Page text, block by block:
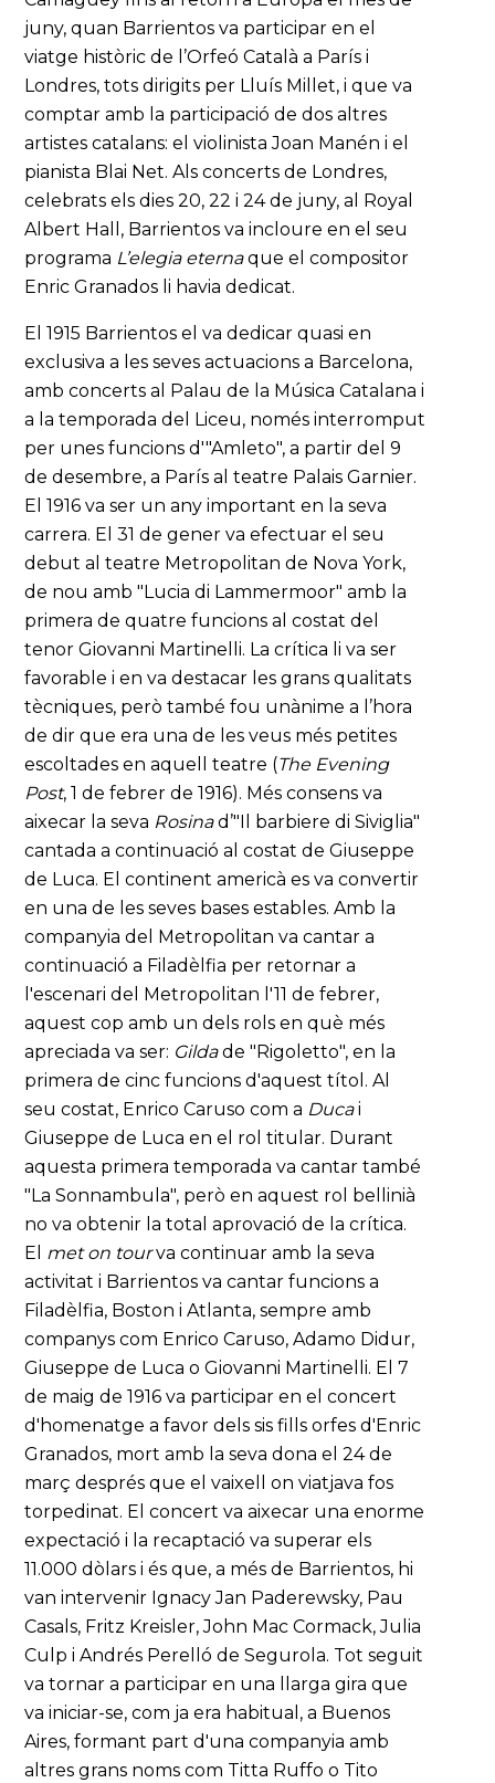
juny, quan Barrientos va participar en el
viatge històric de l’Orfeó Català a París i
Londres, tots dirigits per Lluís Millet, i que va
comptar amb la participació de dos altres
artistes catalans: el violinista Joan Manén i el
pianista Blai Net. Als concerts de Londres,
celebrats els dies 20, 22 i 24 de juny, al Royal
Albert Hall, Barrientos va incloure en el seu
programa L’elegia eternaque el compositor
Enric Granados li havia dedicat.
El 1915 Barrientos el va dedicar quasi en
exclusiva a les seves actuacions a Barcelona,
amb concerts al Palau de la Música Catalana i
a la temporada del Liceu, només interromput
per unes funcions d'"Amleto", a partir del 9
de desembre, a París al teatre Palais Garnier.
El 1916 va ser un any important en la seva
carrera. El 31 de gener va efectuar el seu
debut al teatre Metropolitan de Nova York,
de nou amb "Lucia di Lammermoor" amb la
primera de quatre funcions al costat del
tenor Giovanni Martinelli. La crítica li va ser
favorable i en va destacar les grans qualitats
tècniques, però també fou unànime a l’hora
de dir que era una de les veus més petites
escoltades en aquell teatre (The Evening
Post, 1 de febrer de 1916). Més consens va
aixecar la seva Rosinad’"Il barbiere di Siviglia"
cantada a continuació al costat de Giuseppe
de Luca. El continent americà es va convertir
en una de les seves bases estables. Amb la
companyia del Metropolitan va cantar a
continuació a Filadèlfia per retornar a
l'escenari del Metropolitan l'11 de febrer,
aquest cop amb un dels rols en què més
apreciada va ser: Gildade "Rigoletto", en la
primera de cinc funcions d'aquest títol. Al
seu costat, Enrico Caruso com a Ducai
Giuseppe de Luca en el rol titular. Durant
aquesta primera temporada va cantar també
"La Sonnambula", però en aquest rol bellinià
no va obtenir la total aprovació de la crítica.
El met on tourva continuar amb la seva
activitat i Barrientos va cantar funcions a
Filadèlfia, Boston i Atlanta, sempre amb
companys com Enrico Caruso, Adamo Didur,
Giuseppe de Luca o Giovanni Martinelli. El 7
de maig de 1916 va participar en el concert
d'homenatge a favor dels sis fills orfes d'Enric
Granados, mort amb la seva dona el 24 de
març després que el vaixell on viatjava fos
torpedinat. El concert va aixecar una enorme
expectació i la recaptació va superar els
11.000 dòlars i és que, a més de Barrientos, hi
van intervenir Ignacy Jan Paderewsky, Pau
Casals, Fritz Kreisler, John Mac Cormack, Julia
Culp i Andrés Perelló de Segurola. Tot seguit
va tornar a participar en una llarga gira que
va iniciar-se, com ja era habitual, a Buenos
Aires, formant part d'una companyia amb
altres grans noms com Titta Ruffo o Tito